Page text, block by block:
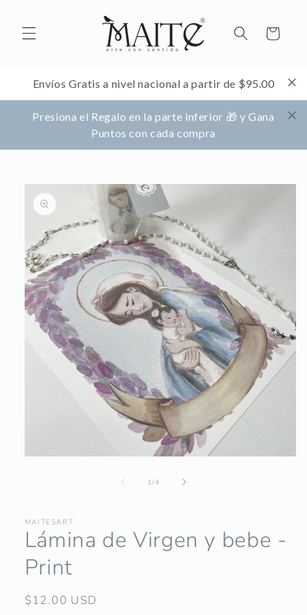
al contenido
Carrito
Envíos Gratis a nivel nacional a partir de $95.00
Presiona el Regalo en la parte inferior 🎁 y Gana
Puntos con cada compra
directamente
información
del producto
ventana
modal
1/de
4
MAITESART
Lámina de Virgen y bebe -
Print
Precio
$12.00 USD